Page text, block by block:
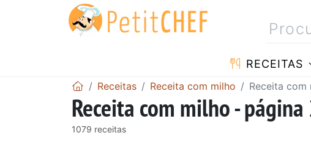
RECEITAS
Receitas Receita com milho Receita
Receita com milho -
1079 receitas